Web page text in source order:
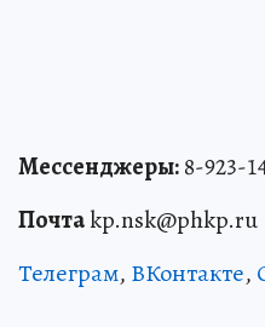
Мессенджеры:8-923-
Почтаkp.nsk@phkp.ru
Телеграм, ВКонтакте,